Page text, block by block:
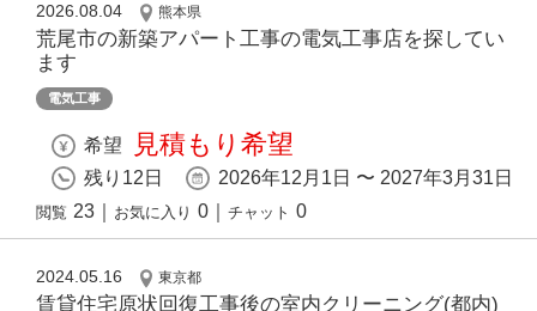
2026.08.04 熊本県
荒尾市の新築アパート工事の電気工事店を探してい
ます
電気工事
希望 見積もり希望
残り12日 2026年12月1日 〜 2027年3月31日
閲覧 23 お気に入り 0 チャット 0
2024.05.16 東京都
賃貸住宅原状回復⼯事後の室内クリーニング(都内)